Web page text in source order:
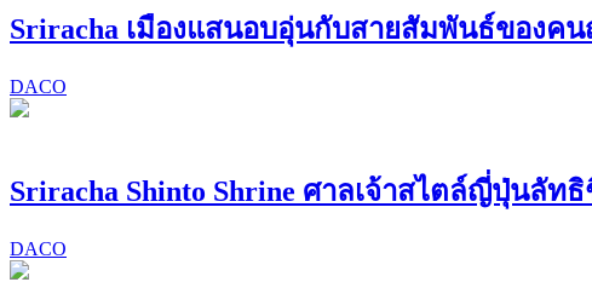
Sriracha เมืองแสนอบอุ่นกับสายสัมพันธ์ของค
DACO
Sriracha Shinto Shrine ศาลเจ้าสไตล์ญี่ปุ่นลัท
DACO